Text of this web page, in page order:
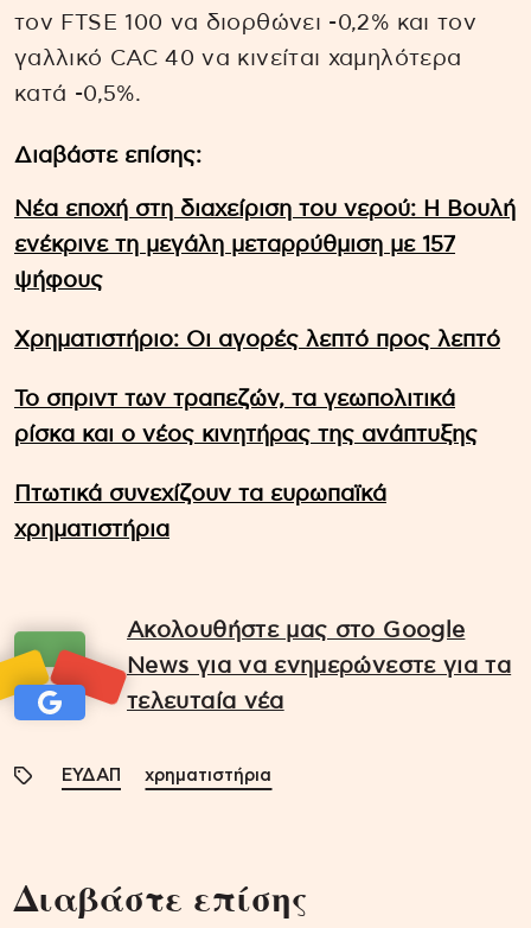
τον FTSE 100 να διορθώνει -0,2% και τον
γαλλικό CAC 40 να κινείται χαμηλότερα
κατά -0,5%.
Διαβάστε επίσης:
Νέα εποχή στη διαχείριση του νερού: Η Βουλή
ενέκρινε τη μεγάλη μεταρρύθμιση με 157
ψήφους
Χρηματιστήριο: Οι αγορές λεπτό προς λεπτό
Το σπριντ των τραπεζών, τα γεωπολιτικά
ρίσκα και ο νέος κινητήρας της ανάπτυξης
Πτωτικά συνεχίζουν τα ευρωπαϊκά
χρηματιστήρια
Ακολουθήστε μας στο Google
News για να ενημερώνεστε για τα
τελευταία νέα
ΕΥΔΑΠ χρηματιστήρια
Διαβάστε επίσης